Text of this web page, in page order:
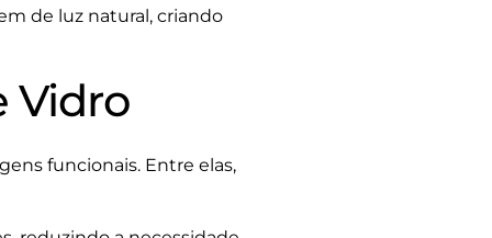
de luz natural, criando
Vidro
funcionais. Entre elas,